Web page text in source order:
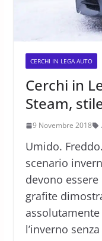
CERCHI IN LEGA AUTO
Cerchi in
Steam,
9 Novembre 2018
Umido.
scenario
devono
grafite
l’inverno